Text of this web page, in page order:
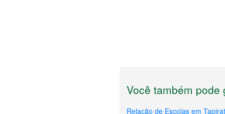
Você também pode
Relação de Escolas em